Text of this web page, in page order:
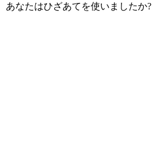
あなたはひざあてを使いましたか?